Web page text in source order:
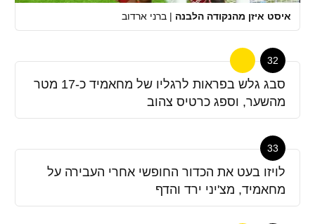
איסט איזן מהנקודה הלבנה | ברני ארדוב
32
סבג גלש בפראות לרגליו של מחאמיד כ-17 מטר
מהשער, וספג כרטיס צהוב
33
לויזו בעט את הכדור החופשי אחרי העבירה על
מחאמיד, מצ'יני ירד והדף